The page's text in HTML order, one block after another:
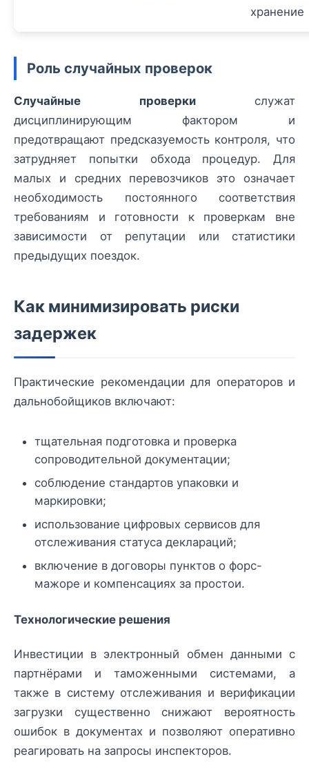
хранение
Роль случайных проверок
Случайные проверкислужат
дисциплинирующим фактором и
предотвращают предсказуемость контроля, что
затрудняет попытки обхода процедур. Для
малых и средних перевозчиков это означает
необходимость постоянного соответствия
требованиям и готовности к проверкам вне
зависимости от репутации или статистики
предыдущих поездок.
Как минимизировать риски
задержек
Практические рекомендации для операторов и
дальнобойщиков включают:
тщательная подготовка и проверка
сопроводительной документации;
соблюдение стандартов упаковки и
маркировки;
использование цифровых сервисов для
отслеживания статуса деклараций;
включение в договоры пунктов о форс-
мажоре и компенсациях за простои.
Технологические решения
Инвестиции в электронный обмен данными с
партнёрами и таможенными системами, а
также в систему отслеживания и верификации
загрузки существенно снижают вероятность
ошибок в документах и позволяют оперативно
реагировать на запросы инспекторов.